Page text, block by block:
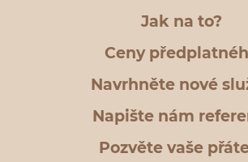
Jak na to?
Ceny
Navrhněte nové
Napište nám
Pozvěte vaše